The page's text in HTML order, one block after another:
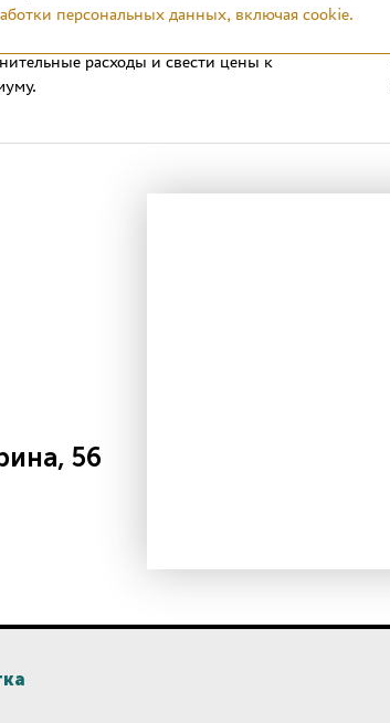
вас приятно удивит. Продажа плитки в
расходы и свести цены к
56
персональных данных, включая cookie.